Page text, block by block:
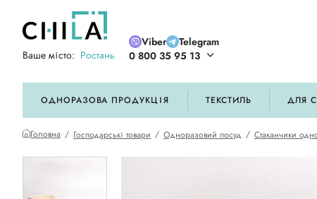
Ваше місто: Ростань
Viber
Telegram
0 800 35 95 13
ОДНОРАЗОВА ПРОДУКЦІЯ ТЕКСТИЛЬ ДЛЯ
Головна Господарські товари Одноразовий посуд Стаканчики